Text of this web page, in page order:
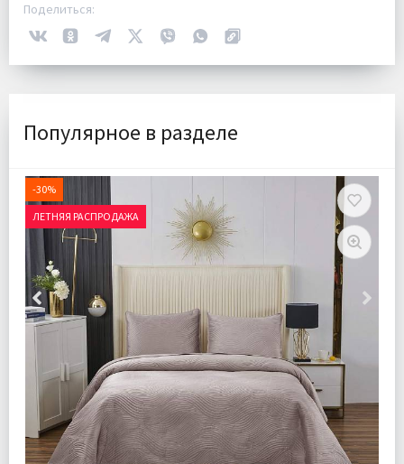
Поделиться:
Популярное в разделе
-30%
ЛЕТНЯЯ РАСПРОДАЖА